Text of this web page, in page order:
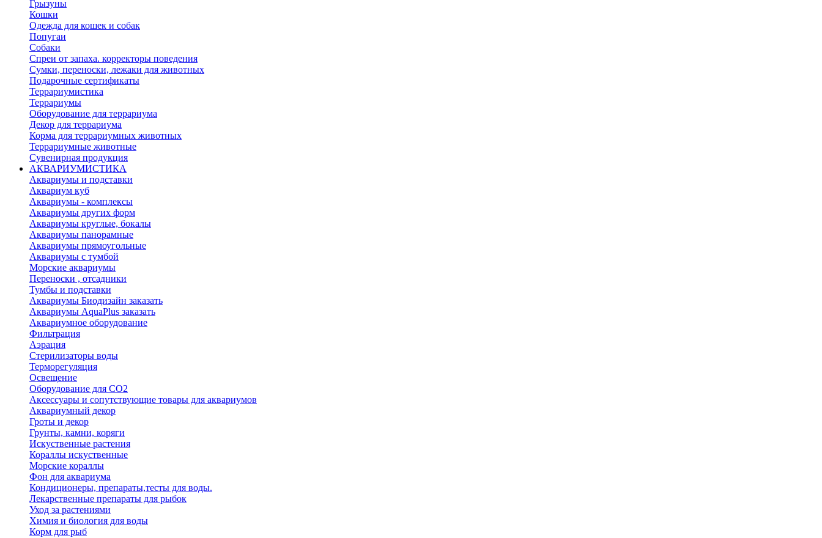
Грызуны
Кошки
Одежда для кошек и собак
Попугаи
Собаки
Спреи от запаха. корректоры поведения
Сумки, переноски, лежаки для животных
Подарочные сертификаты
Террариумистика
Террариумы
Оборудование для террариума
Декор для террариума
Корма для террариумных животных
Террариумные животные
Сувенирная продукция
АКВАРИУМИСТИКА
Аквариумы и подставки
Аквариум куб
Аквариумы - комплексы
Аквариумы других форм
Аквариумы круглые, бокалы
Аквариумы панорамные
Аквариумы прямоугольные
Аквариумы с тумбой
Морские аквариумы
Переноски , отсадники
Тумбы и подставки
Аквариумы Биодизайн заказать
Аквариумы AquaPlus заказать
Аквариумное оборудование
Фильтрация
Аэрация
Стерилизаторы воды
Терморегуляция
Освещение
Оборудование для CO2
Аксессуары и сопутствующие товары для аквариумов
Аквариумный декор
Гроты и декор
Грунты, камни, коряги
Искуственные растения
Кораллы искуственные
Морские кораллы
Фон для аквариума
Кондиционеры, препараты,тесты для воды.
Лекарственные препараты для рыбок
Уход за растениями
Химия и биология для воды
Корм для рыб